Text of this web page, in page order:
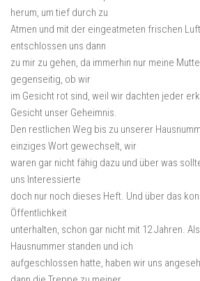
herum, um tief durch zu
Atmen und mit der eingeatmeten frischen
entschlossen uns dann
zu mir zu gehen, da immerhin nur meine
gegenseitig, ob wir
im Gesicht rot sind, weil wir dachten jeder
Gesicht unser Geheimnis.
Den restlichen Weg bis zu unserer
einziges Wort gewechselt, wir
waren gar nicht fähig dazu und über was
uns Interessierte
doch nur noch dieses Heft. Und über das
Öffentlichkeit
unterhalten, schon gar nicht mit 12 Jahren.
Hausnummer standen und ich
aufgeschlossen hatte, haben wir uns